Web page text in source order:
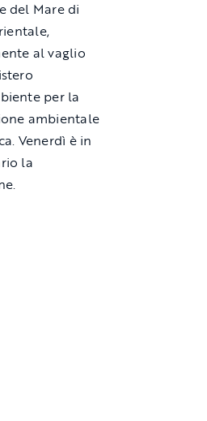
del Mare di
al vaglio
per la
ambientale
Venerdì è in
la